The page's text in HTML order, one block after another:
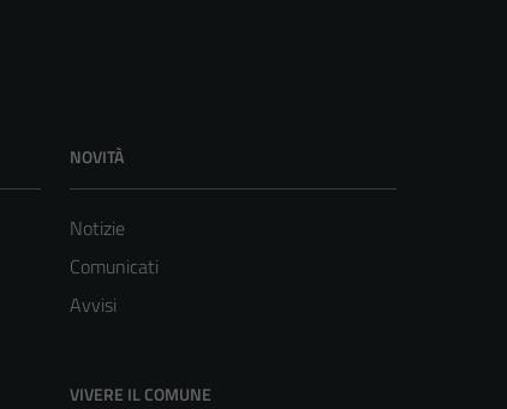
NOVITÀ
Notizie
Comunicati
Avvisi
VIVERE IL COMUNE